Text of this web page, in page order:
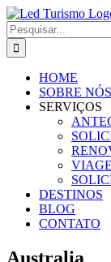
Ir
para
o
conteúdo
Buscar
resultados
para:
HOME
SOBRE NÓS
SERVIÇOS
DESTINOS
BLOG
CONTATO